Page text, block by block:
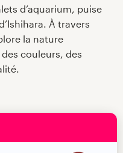
d’aquarium, puise
À travers
la nature
couleurs, des